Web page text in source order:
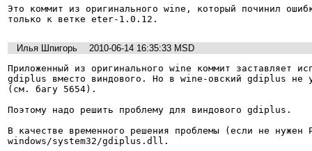
Это коммит из оригинального wine, который починил
только к ветке eter-1.0.12.
Илья Шпигорь
2010-06-14 16:35:33 MSD
Приложенный из оригинального wine коммит заставляет
gdiplus вместо виндового. Но в wine-овский gdiplus не
(см. багу 5654).
Поэтому надо решить проблему для виндового gdiplus.
В качестве временного решения проблемы (если не нужен
windows/system32/gdiplus.dll.